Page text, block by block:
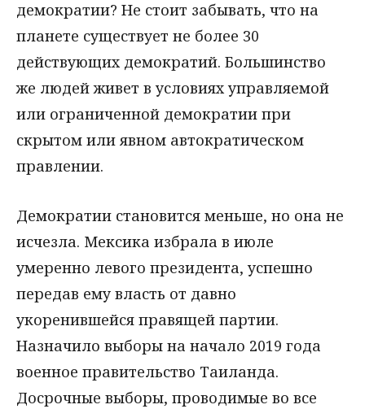
демократии? Не стоит забывать, что на
планете существует не более 30
действующих демократий. Большинство
же людей живет в условиях управляемой
или ограниченной демократии при
скрытом или явном автократическом
правлении.
Демократии становится меньше, но она не
исчезла. Мексика избрала в июле
умеренно левого президента, успешно
передав ему власть от давно
укоренившейся правящей партии.
Назначило выборы на начало 2019 года
военное правительство Таиланда.
Досрочные выборы, проводимые во все